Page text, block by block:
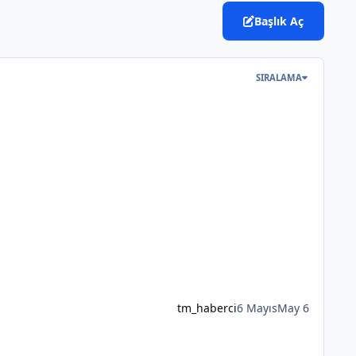
Başlık Aç
SIRALAMA
tm_haberci6 MayısMay 6